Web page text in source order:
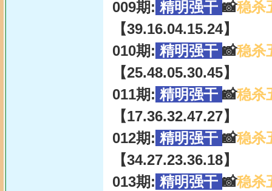
009期: 精明强干 📸稳杀
【39.16.04.15.24】
010期: 精明强干 📸稳杀
【25.48.05.30.45】
011期: 精明强干 📸稳杀
【17.36.32.47.27】
012期: 精明强干 📸稳杀
【34.27.23.36.18】
013期: 精明强干 📸稳杀